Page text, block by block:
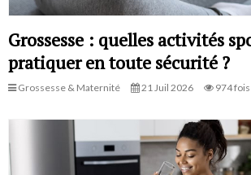
Grossesse : quelles activités
pratiquer en toute sécurité ?
Grossesse & Maternité 21 Juil 2026 974 fois